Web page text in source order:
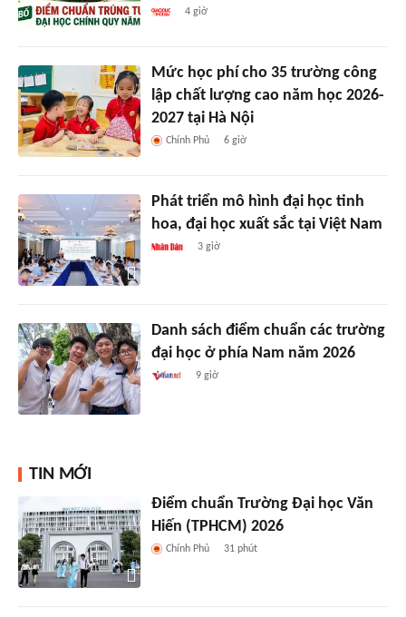
4 giờ
Mức học phí cho 35 trường công
lập chất lượng cao năm học 2026-
2027 tại Hà Nội
Chính Phủ 6 giờ
Phát triển mô hình đại học tinh
hoa, đại học xuất sắc tại Việt Nam
3 giờ
Danh sách điểm chuẩn các trường
đại học ở phía Nam năm 2026
9 giờ
TIN MỚI
Điểm chuẩn Trường Đại học Văn
Hiến (TPHCM) 2026
Chính Phủ 31 phút